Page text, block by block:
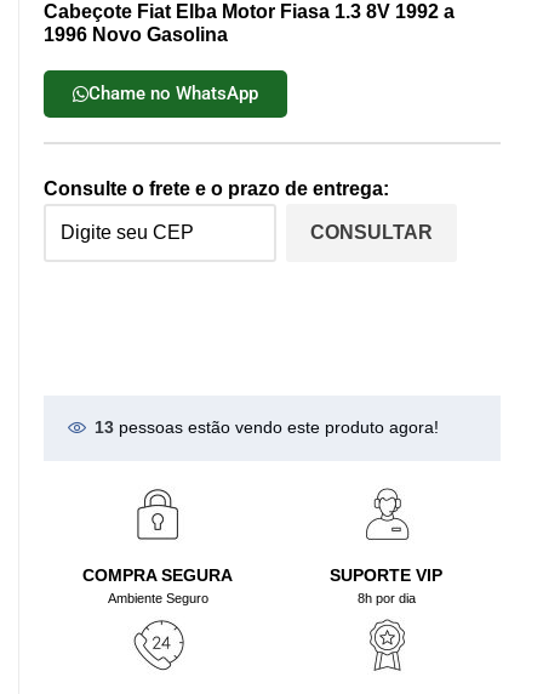
Cabeçote Fiat Elba Motor Fiasa 1.3 8V 1992 a
1996 Novo Gasolina
Chame no WhatsApp
Consulte o frete e o prazo de entrega:
CONSULTAR
13 pessoas estão vendo este produto agora!
COMPRA SEGURA
Ambiente Seguro
SUPORTE VIP
8h por dia